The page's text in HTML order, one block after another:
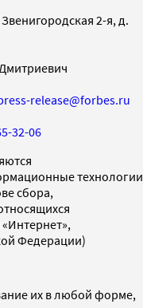
2-я, д.
release@forbes.ru
32-06
технологии
сбора,
Федерации)
их в любой форме,